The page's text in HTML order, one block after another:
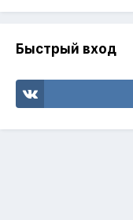
Быстрый вход